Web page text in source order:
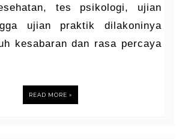
tes psikologi, ujian
ujian praktik dilakoninya
kesabaran dan rasa percaya
READ MORE »